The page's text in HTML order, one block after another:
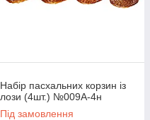
Набір пасхальних корзин із
лози (4шт.) №009А-4н
Під замовлення